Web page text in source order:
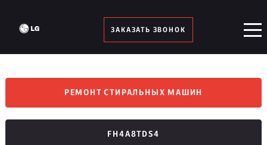
ЗАКАЗАТЬ ЗВОНОК
РЕМОНТ СТИРАЛЬНЫХ МАШИН
FH4A8TDS4